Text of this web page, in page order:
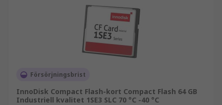
Försörjningsbrist
InnoDisk Compact Flash-kort Compact Flash 64 GB
Industriell kvalitet 1SE3 SLC 70 °C -40 °C